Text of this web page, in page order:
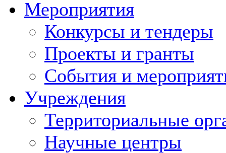
Мероприятия
Конкурсы и тендеры
Проекты и гранты
События и
Учреждения
Территориальные
Научные центры